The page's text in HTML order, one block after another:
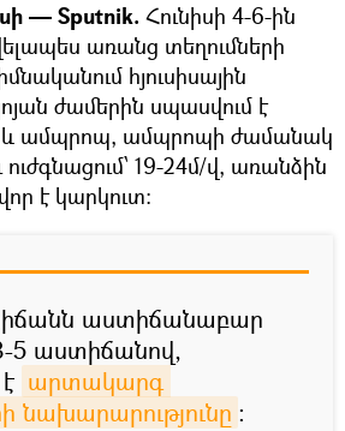
— Sputnik. Հունիսի 4-6-ին
առանց տեղումների
հյուսիսային
ժամերին սպասվում է
ամպրոպ, ամպրոպի ժամանակ
19-24մ/վ, առանձին
է կարկուտ:
աստիճանաբար
5 աստիճանով,
արտակարգ
նախարարությունը :